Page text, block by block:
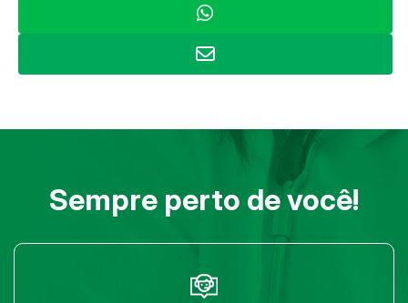
Sempre perto de você!